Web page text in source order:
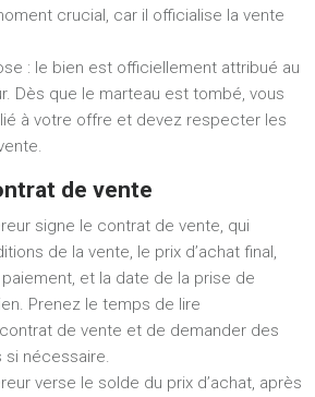
crucial, car il officialise la vente
: le bien est officiellement attribué au
Dès que le marteau est tombé, vous
à votre offre et devez respecter les
de vente
signe le contrat de vente, qui
de la vente, le prix d’achat final,
et la date de la prise de
Prenez le temps de lire
de vente et de demander des
nécessaire.
verse le solde du prix d’achat, après